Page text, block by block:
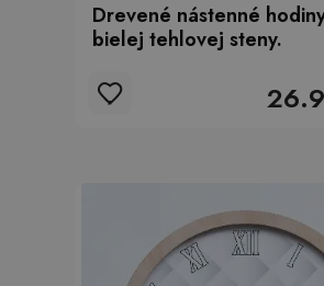
Drevené nástenné
bielej tehlovej steny.